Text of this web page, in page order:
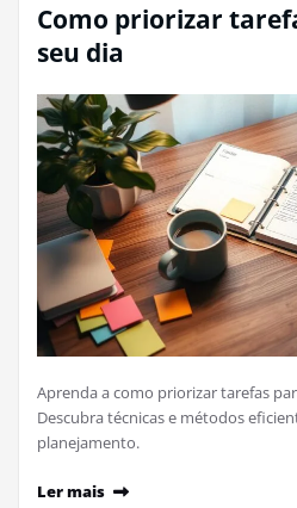
Como priorizar
seu dia
Aprenda a como priorizar tarefas
Descubra técnicas e métodos
planejamento.
Ler mais